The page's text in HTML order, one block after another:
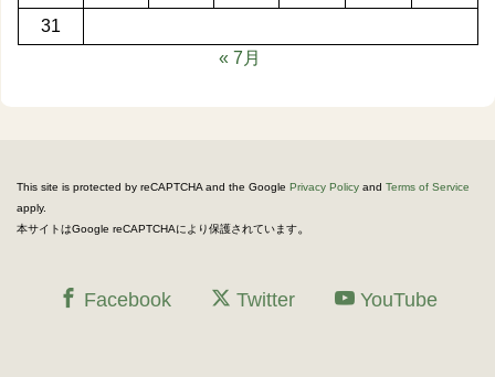
31
« 7月
This site is protected by reCAPTCHA and the Google Privacy Policy and Terms of Service
apply.
本サイトはGoogle reCAPTCHAにより保護されています。
Facebook Twitter YouTube